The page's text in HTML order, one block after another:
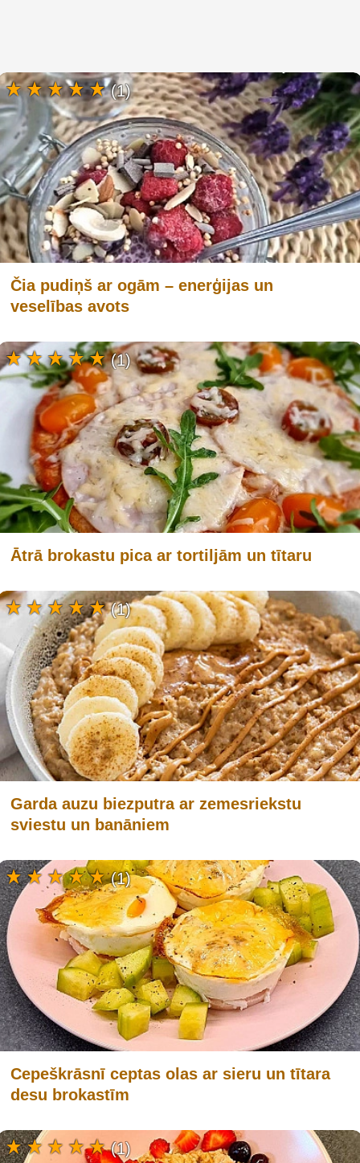
Čia pudiņš ar ogām – enerģijas un
veselības avots
(1)
Ātrā brokastu pica ar tortiljām un tītaru
(1)
Garda auzu biezputra ar zemesriekstu
sviestu un banāniem
(1)
Cepeškrāsnī ceptas olas ar sieru un tītara
desu brokastīm
(1)
(1)